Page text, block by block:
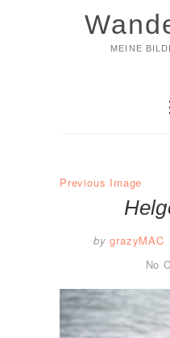
MEINE
Previous Image
by grazyMAC
No